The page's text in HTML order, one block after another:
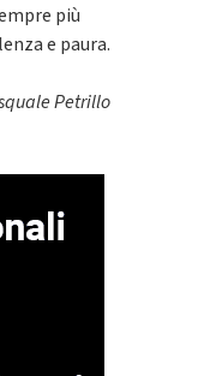
più
e paura.
Petrillo